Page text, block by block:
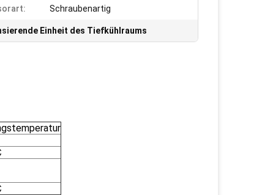
Schraubenartig
Einheit des Tiefkühlraums